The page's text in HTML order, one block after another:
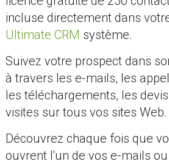
incluse directement dans
Ultimate CRM système.
Suivez votre prospect dans
à travers les e-mails, les
les téléchargements, les
visites sur tous vos sites Web.
Découvrez chaque fois que
ouvrent l'un de vos e-mails